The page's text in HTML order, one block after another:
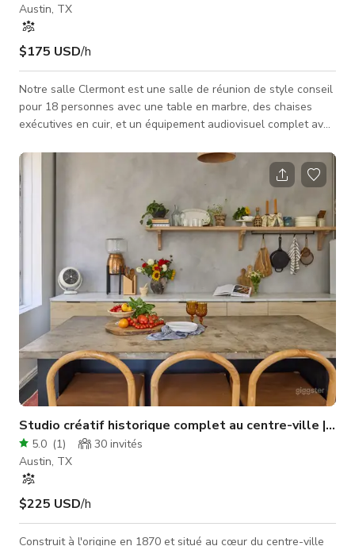
Austin, TX
$175 USD/h
Notre salle Clermont est une salle de réunion de style conseil
pour 18 personnes avec une table en marbre, des chaises
exécutives en cuir, et un équipement audiovisuel complet avec
table. Une table supplémentaire peut être ajoutée dans la
salle pour étendre la table de réunion et accueillir jusqu'à 24
personnes, il y a également deux fauteuils lounge
supplémentaires dans la salle. Veuillez nous informer si vous
avez besoin de
Studio créatif historique complet au centre-ville | 2
5.0 (1) 30 invités
Austin, TX
$225 USD/h
Construit à l'origine en 1870 et situé au cœur du centre-ville